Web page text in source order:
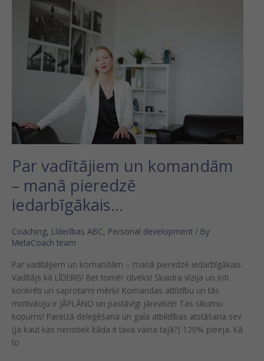
Par vadītājiem un komandām
– manā pieredzē
iedarbīgākais…
Coaching, Līderības ABC, Personal development / By
MetaCoach team
Par vadītājiem un komandām – manā pieredzē iedarbīgākais:
Vadītājs kā LĪDERIS! Bet tomēr cilvēks! Skaidra vīzija un ļoti
konkrēti un saprotami mērķi! Komandas attīstību un tās
motivāciju ir JĀPLĀNO un pastāvīgi jārealizē! Tas sīkumu
kopums! Pareizā deleģēšana un gala atbildības atstāšana sev
(ja kaut kas nenotiek kāda it tava vaina tajā?) 120% pieeja. Kā
to
vadītājiem
komandām
manā
pieredzē